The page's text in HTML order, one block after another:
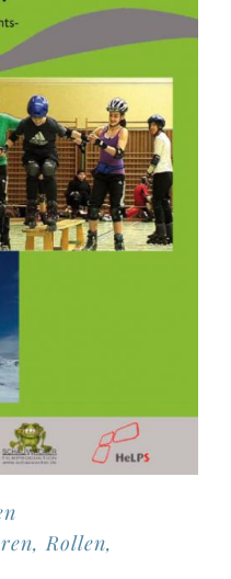
Rollen,